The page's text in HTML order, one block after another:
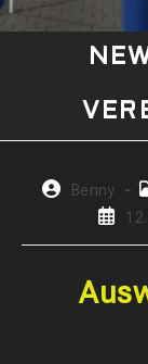
Beitrags-
Benny
Beitrag